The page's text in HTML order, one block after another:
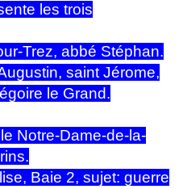
les trois
Trez, abbé Stéphan.
saint Jérome,
le Grand.
Notre-Dame-de-la-
Baie 2, sujet: guerre